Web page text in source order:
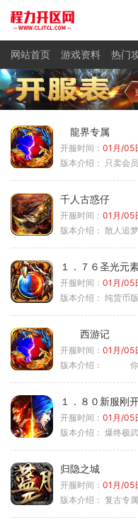
网站首页 游戏资料 热门
龍界专属
开服时间： 01月/05
版本介绍： 只卖会
千人古惑仔
开服时间： 01月/05
版本介绍： 散人追
１．７６圣光元
开服时间： 01月/05
版本介绍： 纯货币
西游记
开服时间： 01月/05
版本介绍：
你
１．８０新服刚
开服时间： 01月/05
版本介绍： 爆终极武
归隐之城
开服时间： 01月/05
版本介绍： 复古专